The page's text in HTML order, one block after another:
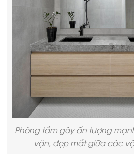
Phòng tắm gây ấn tượng
vặn, đẹp mắt giữa các